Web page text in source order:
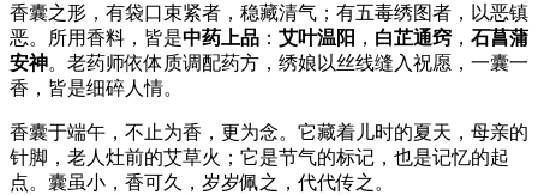
香囊之形，有袋口束紧者，稳藏清气；有五毒绣图者，以恶镇
恶。所用香料，皆是中药上品 ： 艾叶温阳 ， 白芷通窍 ， 石菖蒲
安神。老药师依体质调配药方，绣娘以丝线缝入祝愿，一囊一
香，皆是细碎人情。
香囊于端午，不止为香，更为念。它藏着儿时的夏天，母亲的
针脚，老人灶前的艾草火；它是节气的标记，也是记忆的起
点。囊虽小，香可久，岁岁佩之，代代传之。